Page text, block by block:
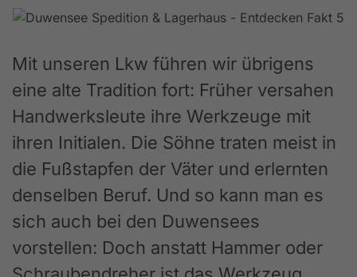
Mit unseren Lkw führen wir übrigens
eine alte Tradition fort: Früher versahen
Handwerksleute ihre Werkzeuge mit
ihren Initialen. Die Söhne traten meist in
die Fußstapfen der Väter und erlernten
denselben Beruf. Und so kann man es
sich auch bei den Duwensees
vorstellen: Doch anstatt Hammer oder